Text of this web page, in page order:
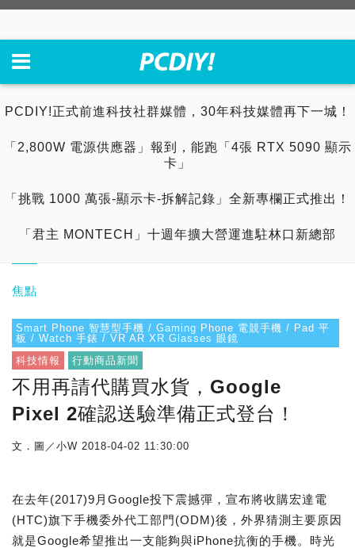
PCDIY!正式前進科技社群媒體，30年科技媒體再下一城！
「2,800W 電源供應器」報到，能跑「4張 RTX 5090 顯示
卡」
「挑戰 1000 萬張-顯示卡-拆解記錄」全新專欄正式推出！
「君主 MONTECH」十週年擴大營運進駐林口新總部
焦點
Smart Phone 智慧型手機 / Gaming Phone 電競手機 / Pad 平
板 / Watch 手錶 / VR AR XR Glasses 眼鏡
科技情報
行動商品新聞
不用再請代購買水貨，Google
Pixel 2確認送驗準備正式登台！
文．圖／小W 2018-04-02 11:30:00
在去年(2017)9月Google投下震撼彈，宣布將收購宏達電
(HTC)旗下手機委外代工部門(ODM)後，外界猜測主要原因
就是Google希望推出一支能夠與iPhone抗衡的手機。時光